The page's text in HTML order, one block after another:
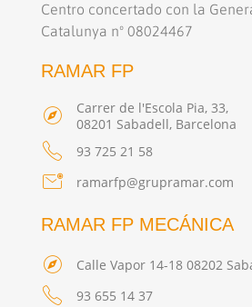
Centro concertado con la
Catalunya nº 08024467
RAMAR FP
Carrer de l'Escola Pia, 33,
08201 Sabadell, Barcelona
93 725 21 58
ramarfp@grupramar.com
RAMAR FP MECÁNICA
Calle Vapor 14-18 08202
93 655 14 37